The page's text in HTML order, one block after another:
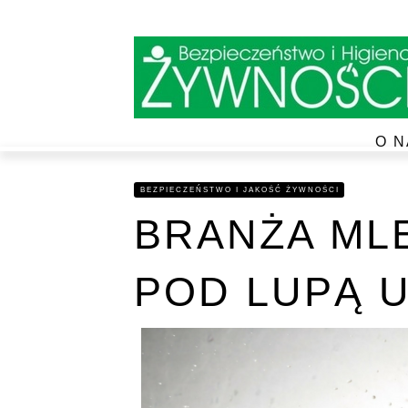
O
BEZPIECZEŃSTWO I JAKOŚĆ ŻYWNOŚCI
BRANŻA
POD LUPĄ